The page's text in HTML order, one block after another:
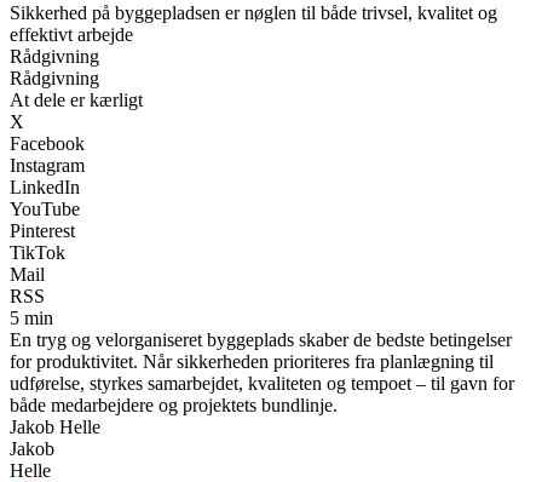
Sikkerhed på byggepladsen er nøglen til både trivsel, kvalitet og
effektivt arbejde
Rådgivning
Rådgivning
At dele er kærligt
X
Facebook
Instagram
LinkedIn
YouTube
Pinterest
TikTok
Mail
RSS
5 min
En tryg og velorganiseret byggeplads skaber de bedste betingelser
for produktivitet. Når sikkerheden prioriteres fra planlægning til
udførelse, styrkes samarbejdet, kvaliteten og tempoet – til gavn for
både medarbejdere og projektets bundlinje.
Jakob Helle
Jakob
Helle